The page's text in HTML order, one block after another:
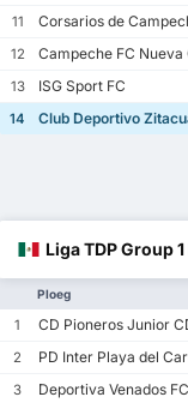
11
Corsarios de
12
Campeche FC Nueva
13
ISG Sport FC
14
Club Deportivo
Liga TDP Group
Ploeg
1 CD Pioneros Junior
2
PD Inter Playa del
3
Deportiva Venados